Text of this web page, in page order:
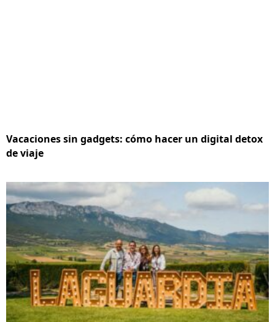
Vacaciones sin gadgets: cómo hacer un digital detox
de viaje